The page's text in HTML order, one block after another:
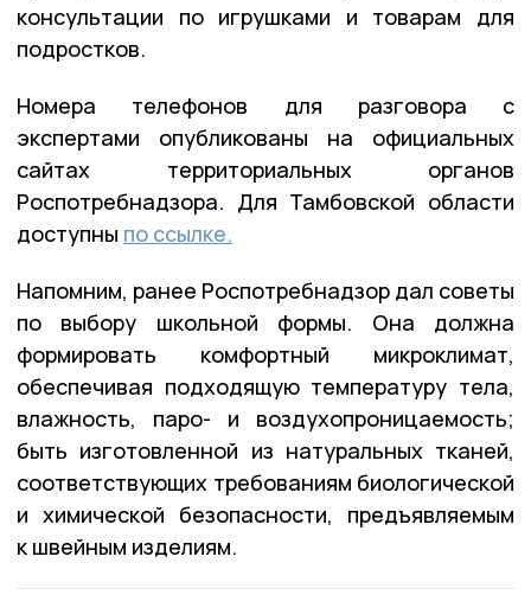
консультации по игрушками и товарам для
подростков.
Номера телефонов для разговора с
экспертами опубликованы на официальных
сайтах территориальных органов
Роспотребнадзора. Для Тамбовской области
доступны по ссылке.
Напомним, ранее Роспотребнадзор дал советы
по выбору школьной формы. Она должна
формировать комфортный микроклимат,
обеспечивая подходящую температуру тела,
влажность, паро- и воздухопроницаемость;
быть изготовленной из натуральных тканей,
соответствующих требованиям биологической
и химической безопасности, предъявляемым
к швейным изделиям.